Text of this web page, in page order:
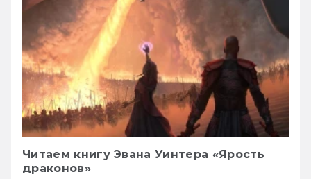
Читаем книгу Эвана Уинтера «Ярость
драконов»